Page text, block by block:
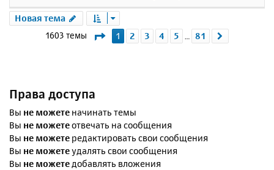
Новая тема
1603 темы Страница1 из 81
1 2 3 4 5 … 81
Права доступа
Вы не можете начинать темы
Вы не можетеотвечать на сообщения
Вы не можете редактировать свои сообщения
Вы не можетеудалять свои сообщения
Вы не можетедобавлять вложения